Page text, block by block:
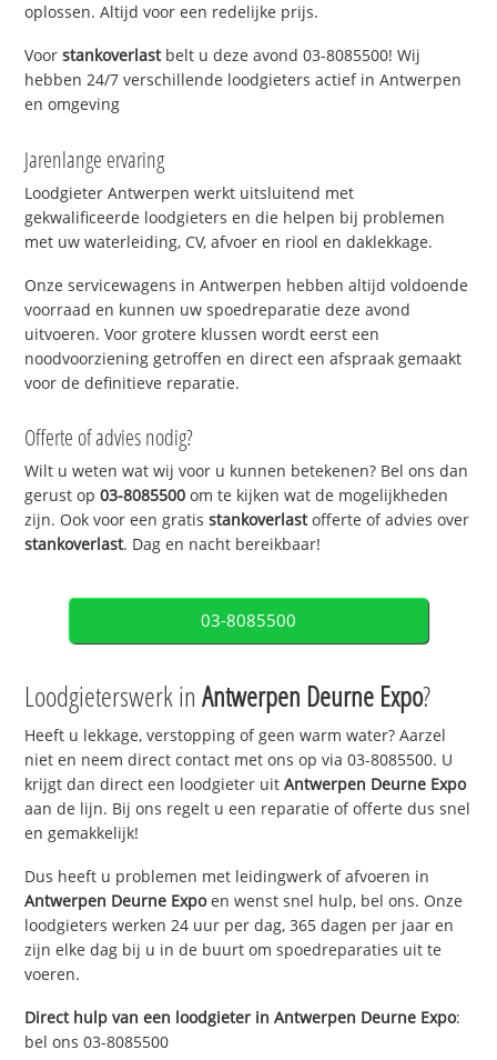
oplossen. Altijd voor een redelijke prijs.
Voorstankoverlastbelt u deze avond 03-8085500! Wij
hebben 24/7 verschillende loodgieters actief in Antwerpen
en omgeving
Jarenlange ervaring
Loodgieter Antwerpen werkt uitsluitend met
gekwalificeerde loodgieters en die helpen bij problemen
met uw waterleiding, CV, afvoer en riool en daklekkage.
Onze servicewagens in Antwerpen hebben altijd voldoende
voorraad en kunnen uw spoedreparatie deze avond
uitvoeren. Voor grotere klussen wordt eerst een
noodvoorziening getroffen en direct een afspraak gemaakt
voor de definitieve reparatie.
Offerte of advies nodig?
Wilt u weten wat wij voor u kunnen betekenen? Bel ons dan
gerust op03-8085500 om te kijken wat de mogelijkheden
zijn. Ook voor een gratisstankoverlastofferte of advies over
stankoverlast. Dag en nacht bereikbaar!
03-8085500
Loodgieterswerk inAntwerpen Deurne Expo?
Heeft u lekkage, verstopping of geen warm water? Aarzel
niet en neem direct contact met ons op via 03-8085500. U
krijgt dan direct een loodgieter uitAntwerpen Deurne Expo
aan de lijn. Bij ons regelt u een reparatie of offerte dus snel
en gemakkelijk!
Dus heeft u problemen met leidingwerk of afvoeren in
Antwerpen Deurne Expoen wenst snel hulp, bel ons. Onze
loodgieters werken 24 uur per dag, 365 dagen per jaar en
zijn elke dag bij u in de buurt om spoedreparaties uit te
voeren.
Direct hulp van een loodgieter inAntwerpen Deurne Expo:
bel ons 03-8085500